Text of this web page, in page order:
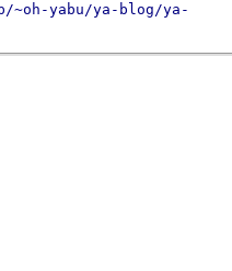
yabu/ya-blog/ya-